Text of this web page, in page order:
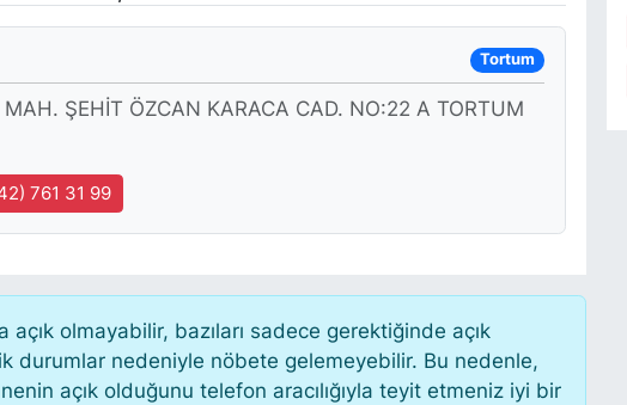
Tortum
ŞEHİT ÖZCAN KARACA CAD. NO:22 A TORTUM
761 31 99
olmayabilir, bazıları sadece gerektiğinde açık
durumlar nedeniyle nöbete gelemeyebilir. Bu nedenle,
açık olduğunu telefon aracılığıyla teyit etmeniz iyi bir